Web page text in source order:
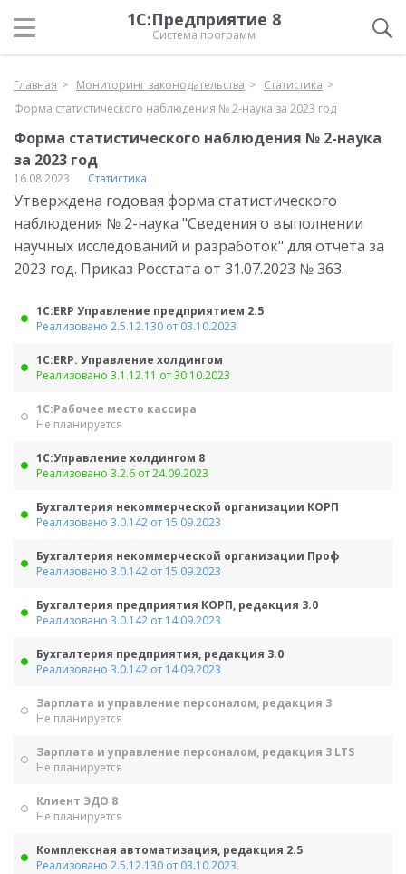
1С:Предприятие 8
Система программ
Главная Мониторинг законодательства
Статистика
Форма статистического наблюдения № 2-наука за 2023 год
Форма статистического наблюдения № 2-наука
за 2023 год
16.08.2023 Статистика
Утверждена годовая форма статистического
наблюдения № 2-наука "Сведения о выполнении
научных исследований и разработок" для отчета за
2023 год. Приказ Росстата от 31.07.2023 № 363.
1С:ERP Управление предприятием 2.5
Реализовано 2.5.12.130 от 03.10.2023
1С:ERP. Управление холдингом
Реализовано 3.1.12.11 от 30.10.2023
1С:Рабочее место кассира
Не планируется
1С:Управление холдингом 8
Реализовано 3.2.6 от 24.09.2023
Бухгалтерия некоммерческой организации КОРП
Реализовано 3.0.142 от 15.09.2023
Бухгалтерия некоммерческой организации Проф
Реализовано 3.0.142 от 15.09.2023
Бухгалтерия предприятия КОРП, редакция 3.0
Реализовано 3.0.142 от 14.09.2023
Бухгалтерия предприятия, редакция 3.0
Реализовано 3.0.142 от 14.09.2023
Зарплата и управление персоналом, редакция 3
Не планируется
Зарплата и управление персоналом, редакция 3 LTS
Не планируется
Клиент ЭДО 8
Не планируется
Комплексная автоматизация, редакция 2.5
Реализовано 2.5.12.130 от 03.10.2023